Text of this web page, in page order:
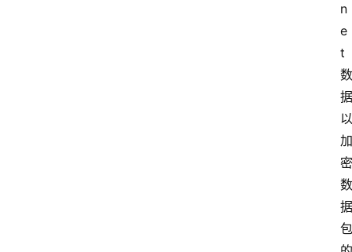
n
e
t
数
据
以
加
密
数
据
包